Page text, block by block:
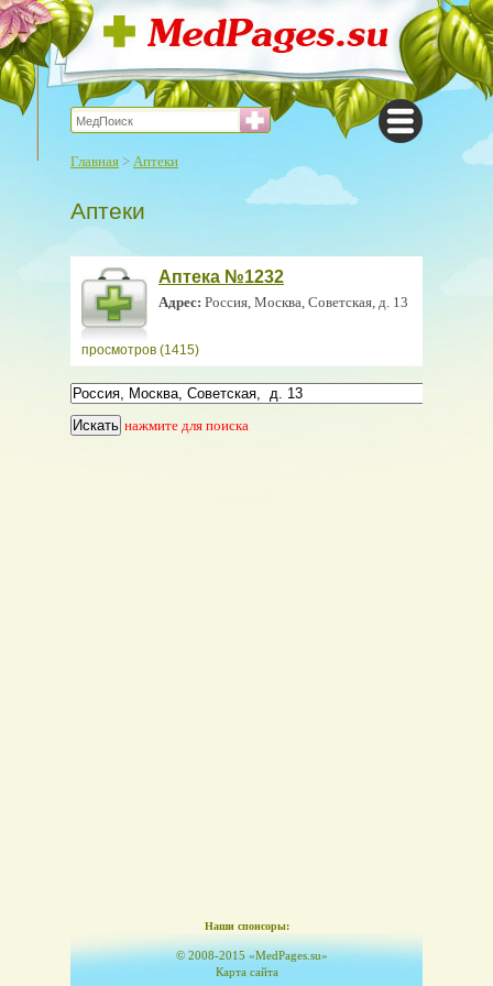
Главная > Аптеки
Аптеки
Аптека №1232
Адрес: Россия, Москва, Советская, д. 13
просмотров (1415)
нажмите для поиска
Наши спонсоры:
© 2008-2015 «MedPages.su»
Карта сайта